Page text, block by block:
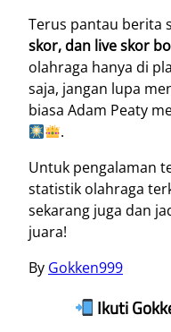
Terus pantau berita
skor, dan live skor
olahraga hanya di
saja, jangan lupa
biasa Adam Peaty
.
Untuk pengalaman
statistik olahraga
sekarang juga dan
juara!
By Gokken999
Ikuti